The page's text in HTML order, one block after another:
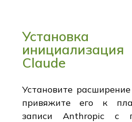
Claude
Установите
привяжите его к
записи Anthropic с